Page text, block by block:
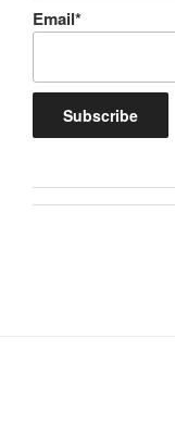
Email*